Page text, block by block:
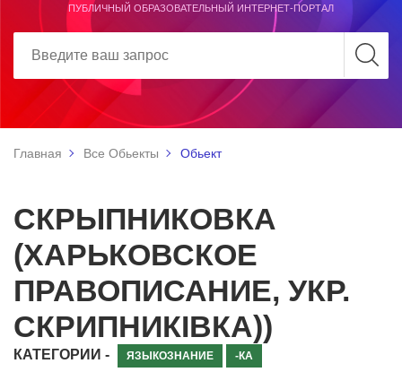
ПУБЛИЧНЫЙ ОБРАЗОВАТЕЛЬНЫЙ ИНТЕРНЕТ-ПОРТАЛ
Главная Все Обьекты Обьект
СКРЫПНИКОВКА
(ХАРЬКОВСКОЕ
ПРАВОПИСАНИЕ, УКР.
СКРИПНИКІВКА))
КАТЕГОРИИ - ЯЗЫКОЗНАНИЕ -КА